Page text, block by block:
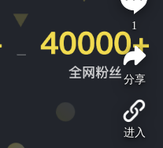
1
分享
进入